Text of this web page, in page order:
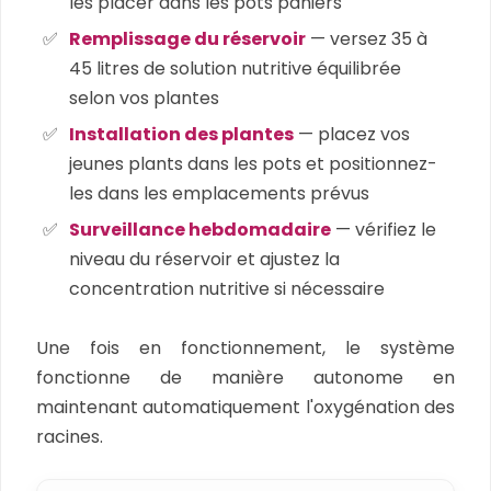
Remplissage du réservoir — versez 35 à
45 litres de solution nutritive équilibrée
selon vos plantes
Installation des plantes — placez vos
jeunes plants dans les pots et positionnez-
les dans les emplacements prévus
Surveillance hebdomadaire — vérifiez le
niveau du réservoir et ajustez la
concentration nutritive si nécessaire
Une fois en fonctionnement, le système
fonctionne de manière autonome en
maintenant automatiquement l'oxygénation des
racines.